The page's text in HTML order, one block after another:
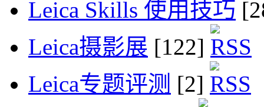
Leica Skills 使用技巧
Leica摄影展 [122]
Leica专题评测 [2]